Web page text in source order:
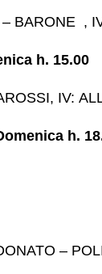
BARONE ,
h. 15.00
IV:
h.
–